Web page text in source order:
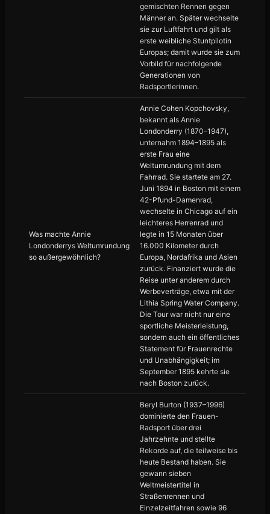
gemischten Rennen gegen
Männer an. Später wechselte
sie zur Luftfahrt und gilt als
erste weibliche Stuntpilotin
Europas; damit wurde sie zum
Vorbild für nachfolgende
Generationen von
Radsportlerinnen.
Was machte Annie
Londonderrys Weltumrundung
so außergewöhnlich?
Annie Cohen Kopchovsky,
bekannt als Annie
Londonderry (1870–1947),
unternahm 1894–1895 als
erste Frau eine
Weltumrundung mit dem
Fahrrad. Sie startete am 27.
Juni 1894 in Boston mit einem
42-Pfund-Damenrad,
wechselte in Chicago auf ein
leichteres Herrenrad und
legte in 15 Monaten über
16.000 Kilometer durch
Europa, Nordafrika und Asien
zurück. Finanziert wurde die
Reise unter anderem durch
Werbeverträge, etwa mit der
Lithia Spring Water Company.
Die Tour war nicht nur eine
sportliche Meisterleistung,
sondern auch ein öffentliches
Statement für Frauenrechte
und Unabhängigkeit; im
September 1895 kehrte sie
nach Boston zurück.
Beryl Burton (1937–1996)
dominierte den Frauen-
Radsport über drei
Jahrzehnte und stellte
Rekorde auf, die teilweise bis
heute Bestand haben. Sie
gewann sieben
Weltmeistertitel in
Straßenrennen und
Einzelzeitfahren sowie 96